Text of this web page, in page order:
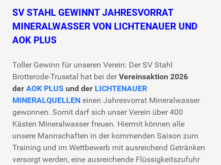
SV STAHL GEWINNT JAHRESVORRAT
MINERALWASSER VON LICHTENAUER UND
AOK PLUS
Toller Gewinn für unseren Verein: Der SV Stahl
Brotterode-Trusetal hat bei derVereinsaktion 2026
der AOK PLUS und der LICHTENAUER
MINERALQUELLEN einen Jahresvorrat Mineralwasser
gewonnen. Somit darf sich unser Verein über 400
Kästen Mineralwasser freuen. Hiermit können alle
unsere Mannschaften in der kommenden Saison zum
Training und im Wettbewerb mit ausreichend Getränken
versorgt werden, eine ausreichende Flüssigkeitszufuhr